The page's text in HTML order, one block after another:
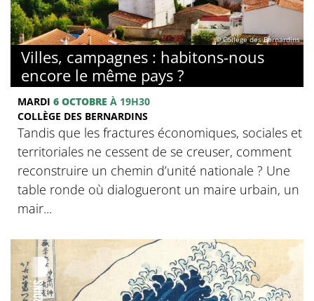
© Collège des Bernardins
Villes, campagnes : habitons-nous
encore le même pays ?
MARDI 6 OCTOBRE À 19H30
COLLÈGE DES BERNARDINS
Tandis que les fractures économiques, sociales et
territoriales ne cessent de se creuser, comment
reconstruire un chemin d’unité nationale ? Une
table ronde où dialogueront un maire urbain, un
mair...